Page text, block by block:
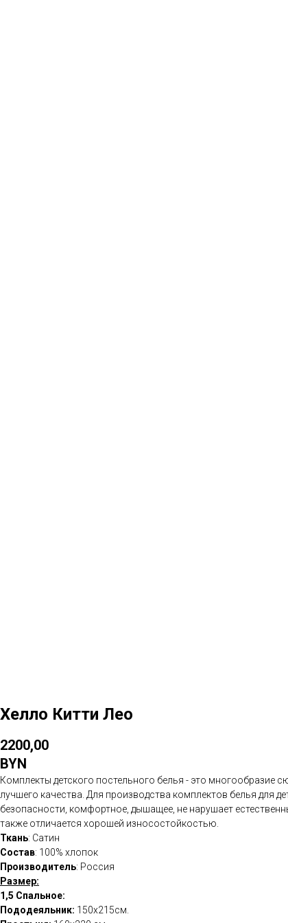
Хелло Китти Лео
2200,00
BYN
Комплекты детского постельного белья - это многообразие
лучшего качества. Для производства комплектов белья для
безопасности, комфортное, дышащее, не нарушает
также отличается хорошей износостойкостью.
Ткань: Сатин
Состав: 100% хлопок
Производитель: Россия
Размер:
1,5 Спальное:
Пододеяльник: 150х215см.